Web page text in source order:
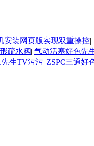
安装网页版实现双重操控|
疏水阀| 气动活塞好色先
生TV污污| ZSPC三通好